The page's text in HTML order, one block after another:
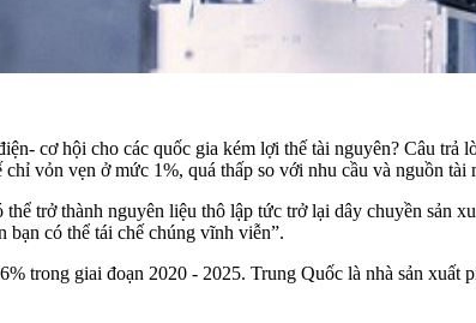
cơ hội cho các quốc gia kém lợi thế tài nguyên? Câu
vỏn vẹn ở mức 1%, quá thấp so với nhu cầu và nguồn tài
trở thành nguyên liệu thô lập tức trở lại dây chuyền sản
có thể tái chế chúng vĩnh viễn”.
trong giai đoạn 2020 - 2025. Trung Quốc là nhà sản